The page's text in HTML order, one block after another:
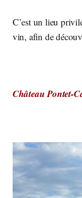
C’est un lieu
vin, afin de
Château Pontet-